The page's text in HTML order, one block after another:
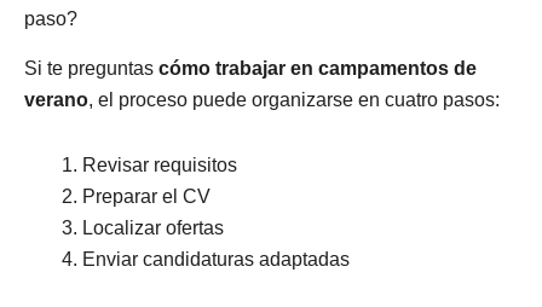
paso?
Si te preguntas cómo trabajar en campamentos de
verano, el proceso puede organizarse en cuatro pasos:
Revisar requisitos
Preparar el CV
Localizar ofertas
Enviar candidaturas adaptadas